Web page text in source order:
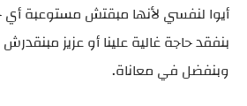
أيوا لنفسي لأنها مبقتش مستوعبة أي
بنفقد حاجة غالية علينا أو عزيز
وبنفضل في معاناة.